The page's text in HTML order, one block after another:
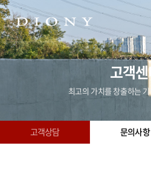
고객센
최고의 가치를 창출하는
고객상담 문의사항